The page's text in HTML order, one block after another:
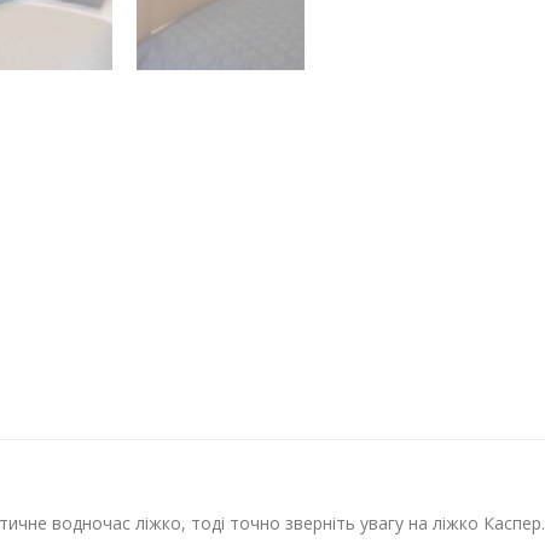
водночас ліжко, тоді точно зверніть увагу на ліжко Каспер.